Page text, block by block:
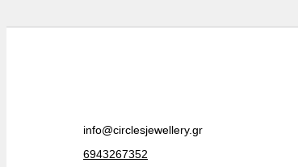
info@circlesjewellery.gr
6943267352